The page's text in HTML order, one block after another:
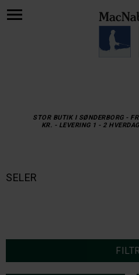
STOR BUTIK I SØNDERBORG -
KR. - LEVERING 1 - 2
SELER